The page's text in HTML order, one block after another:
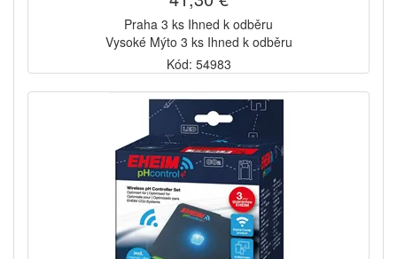
Praha 3 ks Ihned k odběru
Vysoké Mýto 3 ks Ihned k odběru
Kód: 54983